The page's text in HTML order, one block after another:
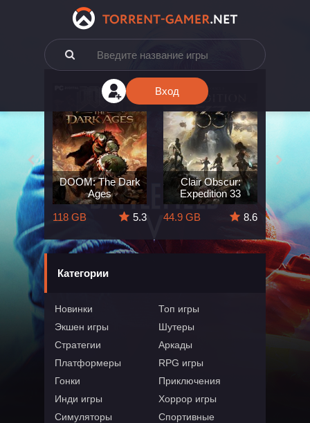
Вход
The
5.7
DOOM: The Dark
Ages
118 GB
5.3
Clair Obscur:
Expedition 33
44.9 GB
8.6
164 GB
Категории
Новинки
Топ игры
Экшен игры
Шутеры
Стратегии
Аркады
Платформеры
RPG игры
Гонки
Приключения
Инди игры
Хоррор игры
Симуляторы
Спортивные